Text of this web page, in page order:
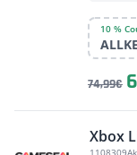
10 %
74,99€
Xbox